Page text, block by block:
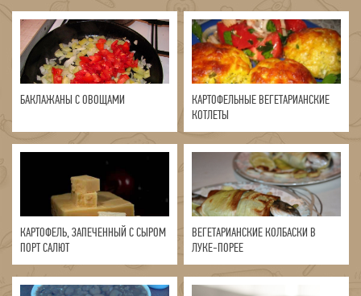
БАКЛАЖАНЫ С ОВОЩАМИ
КАРТОФЕЛЬНЫЕ ВЕГЕТАРИАНСКИЕ
КОТЛЕТЫ
КАРТОФЕЛЬ, ЗАПЕЧЕННЫЙ С СЫРОМ
ПОРТ САЛЮТ
ВЕГЕТАРИАНСКИЕ КОЛБАСКИ В
ЛУКЕ-ПОРЕЕ